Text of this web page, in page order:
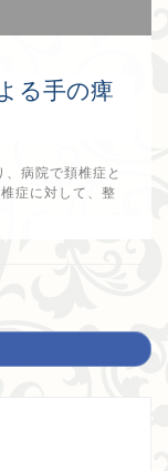
る手の痺
病院で頚椎症と
症に対して、整